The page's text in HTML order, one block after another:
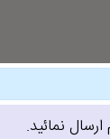
نمائید.